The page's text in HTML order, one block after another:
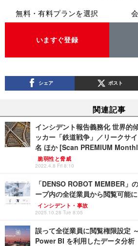
無料・有料プランを選択
いますぐ登録
シェア ポスト
関連記事
インシデント報告義務化 世界的
ッカー「鉄道戦争」／リークサ
名 ほか [Scan PREMIUM
脆弱性と脅威
2022.4.8 Fri 8:10
「DENSO ROBOT MEMBER」
ープ内の全従業員から閲覧可能に
インシデント・事故
2025.10.28 Tue 8:05
誤って全従業員に閲覧権限設定
Power BI を利用したデータ分析